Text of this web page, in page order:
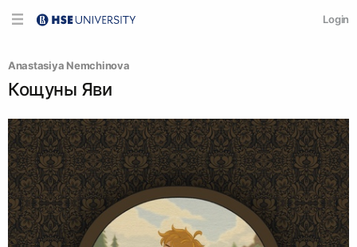
Login
Anastasiya Nemchinova
Кощуны Яви